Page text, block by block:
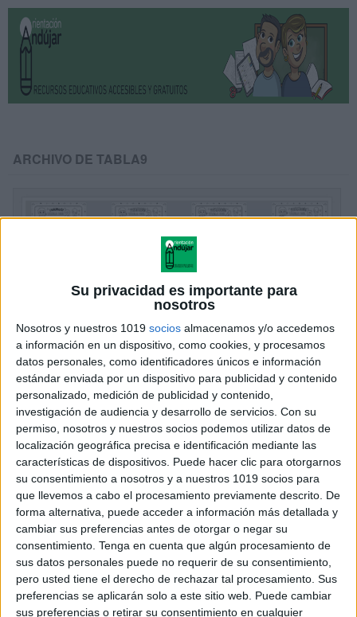
Su privacidad es importante para
nosotros
Nosotros y nuestros 1019 socios almacenamos y/o accedemos
a información en un dispositivo, como cookies, y procesamos
datos personales, como identificadores únicos e información
estándar enviada por un dispositivo para publicidad y contenido
personalizado, medición de publicidad y contenido,
investigación de audiencia y desarrollo de servicios. Con su
permiso, nosotros y nuestros socios podemos utilizar datos de
localización geográfica precisa e identificación mediante las
características de dispositivos. Puede hacer clic para otorgarnos
su consentimiento a nosotros y a nuestros 1019 socios para
que llevemos a cabo el procesamiento previamente descrito. De
forma alternativa, puede acceder a información más detallada y
cambiar sus preferencias antes de otorgar o negar su
consentimiento. Tenga en cuenta que algún procesamiento de
sus datos personales puede no requerir de su consentimiento,
pero usted tiene el derecho de rechazar tal procesamiento. Sus
preferencias se aplicarán solo a este sitio web. Puede cambiar
sus preferencias o retirar su consentimiento en cualquier
ARCHIVO DE TABLA9
Repasamos las tablas especial mundial
2026
Publicado el 2 junio, 2026
Un material ideal para Primaria, refuerzo, aula de
apoyo, NEAE y para trabajar en casa de manera
lúdica. Repasamos las tablas especial mundial 2026
SEGUIR LEYENDO